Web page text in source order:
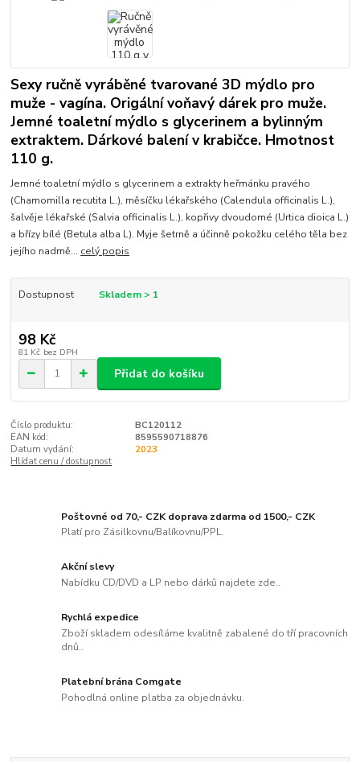
Sexy ručně vyráběné tvarované 3D mýdlo pro
muže - vagína. Origální voňavý dárek pro muže.
Jemné toaletní mýdlo s glycerinem a bylinným
extraktem. Dárkové balení v krabičce. Hmotnost
110 g.
Jemné toaletní mýdlo s glycerinem a extrakty heřmánku pravého
(Chamomilla recutita L.), měsíčku lékařského (Calendula officinalis L.),
šalvěje lékařské (Salvia officinalis L.), kopřivy dvoudomé (Urtica dioica L.)
a břízy bílé (Betula alba L). Myje šetrně a účinně pokožku celého těla bez
jejího nadmě... celý popis
Dostupnost Skladem > 1
98 Kč
81 Kč bez DPH
Přidat do košíku
Číslo produktu:
BC120112
EAN kód:
8595590718876
Datum vydání:
2023
Hlídat cenu / dostupnost
Poštovné od 70,- CZK doprava zdarma od 1500,- CZK
Platí pro Zásilkovnu/Balíkovnu/PPL.
Akční slevy
Nabídku CD/DVD a LP nebo dárků najdete zde..
Rychlá expedice
Zboží skladem odesíláme kvalitně zabalené do tří pracovních
dnů..
Platební brána Comgate
Pohodlná online platba za objednávku.